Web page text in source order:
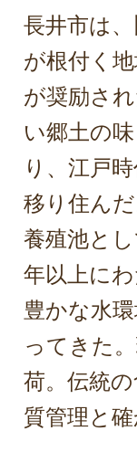
長井市は
が根付く
が奨励さ
い郷土の
り、江戸
移り住ん
養殖池と
年以上に
豊かな水
ってきた
荷。伝統
質管理と